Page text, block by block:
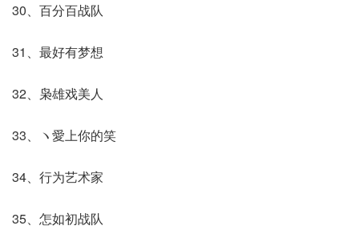
30、百分百战队
31、最好有梦想
32、枭雄戏美人
33、ヽ愛上你的笑
34、行为艺术家
35、怎如初战队